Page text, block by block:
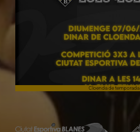
Cloenda de temporada